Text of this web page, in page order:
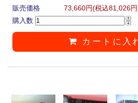
販売価格
73,660円(税込81,026
購入数
カートに入